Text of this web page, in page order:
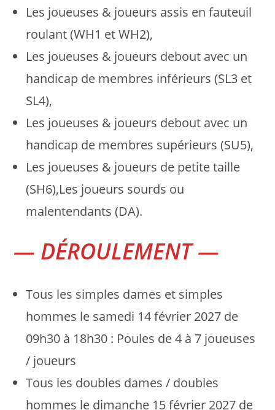
Les joueuses & joueurs assis en fauteuil
roulant (WH1 et WH2),
Les joueuses & joueurs debout avec un
handicap de membres inférieurs (SL3 et
SL4),
Les joueuses & joueurs debout avec un
handicap de membres supérieurs (SU5),
Les joueuses & joueurs de petite taille
(SH6),Les joueurs sourds ou
malentendants (DA).
— DÉROULEMENT —
Tous les simples dames et simples
hommes le samedi 14 février 2027 de
09h30 à 18h30 : Poules de 4 à 7 joueuses
/ joueurs
Tous les doubles dames / doubles
hommes le dimanche 15 février 2027 de